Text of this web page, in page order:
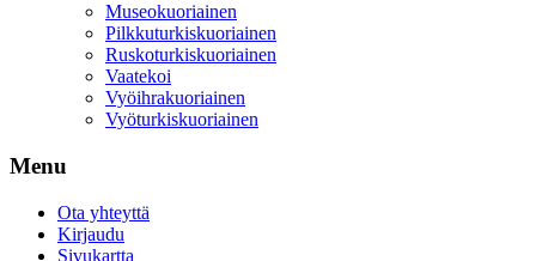
Museokuoriainen
Pilkkuturkiskuoriainen
Ruskoturkiskuoriainen
Vaatekoi
Vyöihrakuoriainen
Vyöturkiskuoriainen
Menu
Ota yhteyttä
Kirjaudu
Sivukartta